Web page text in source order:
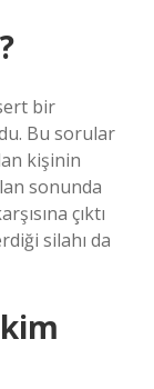
bir
Bu sorular
kişinin
sonunda
çıktı
silahı da